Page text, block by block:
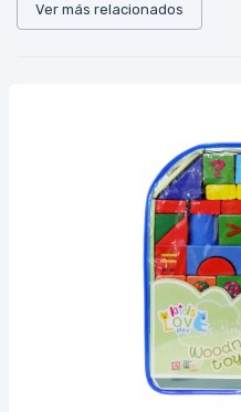
Ver más relacionados